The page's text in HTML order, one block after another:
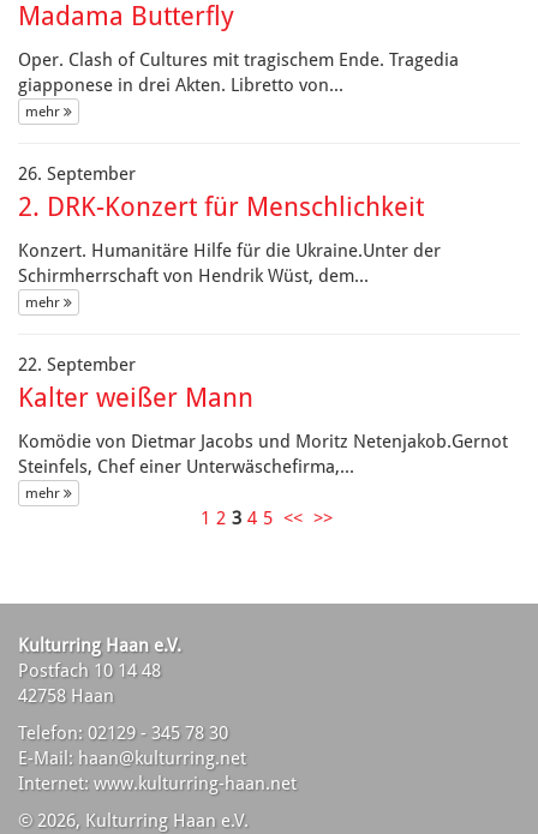
Madama Butterfly
Oper. Clash of Cultures mit tragischem Ende. Tragedia
giapponese in drei Akten. Libretto von...
mehr
26. September
2. DRK-Konzert für Menschlichkeit
Konzert. Humanitäre Hilfe für die Ukraine.Unter der
Schirmherrschaft von Hendrik Wüst, dem...
mehr
22. September
Kalter weißer Mann
Komödie von Dietmar Jacobs und Moritz Netenjakob.Gernot
Steinfels, Chef einer Unterwäschefirma,...
mehr
1 2 3 4 5 << >>
Kulturring Haan e.V.
Postfach 10 14 48
42758 Haan
Telefon: 02129 - 345 78 30
E-Mail: haan@kulturring.net
Internet: www.kulturring-haan.net
© 2026, Kulturring Haan e.V.